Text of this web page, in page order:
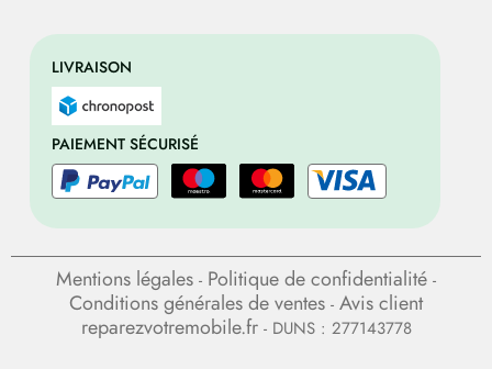
LIVRAISON
PAIEMENT SÉCURISÉ
Mentions légales - Politique de confidentialité -
Conditions générales de ventes - Avis client
reparezvotremobile.fr- DUNS : 277143778